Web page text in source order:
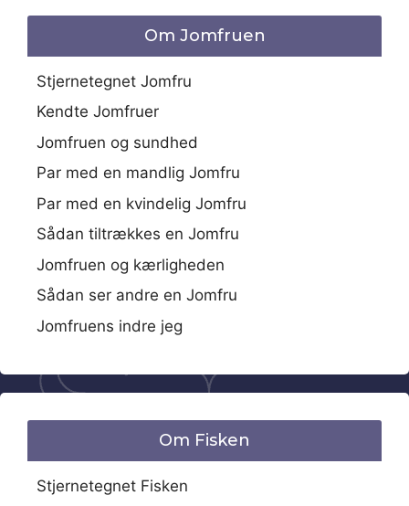
Om Jomfruen
Stjernetegnet Jomfru
Kendte Jomfruer
Jomfruen og sundhed
Par med en mandlig Jomfru
Par med en kvindelig Jomfru
Sådan tiltrækkes en Jomfru
Jomfruen og kærligheden
Sådan ser andre en Jomfru
Jomfruens indre jeg
Om Fisken
Stjernetegnet Fisken